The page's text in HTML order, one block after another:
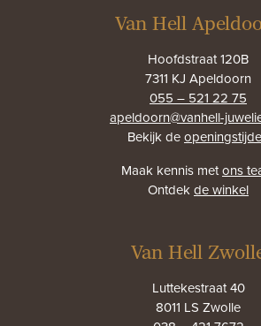
Van Hell
Hoofdstraat 120B
7311 KJ Apeldoorn
055 – 521 22 75
apeldoorn@vanhell-
Bekijk de
Maak kennis metons
Ontdekde winkel
Van Hell
Luttekestraat 40
8011 LS Zwolle